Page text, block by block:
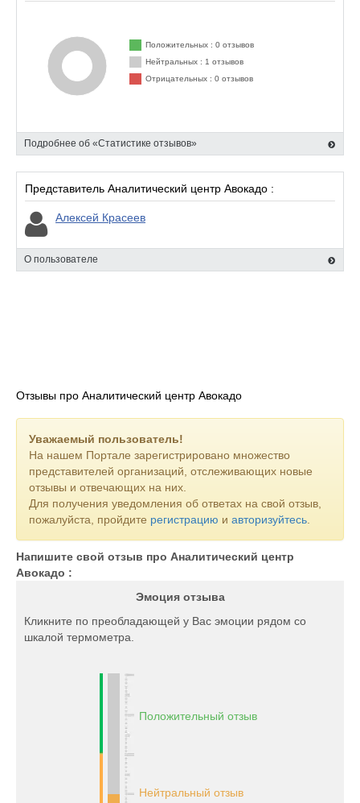
Пресненская наб., д.6, вы можете поделиться впечатлением
от посещения данного заведения с будущими посетителями.
Положительных : 0 отзывов
Нейтральных : 1 отзывов
Отрицательных : 0 отзывов
Подробнее об «Статистике отзывов»
Представитель Аналитический центр Авокадо :
Алексей Красеев
О пользователе
Отзывы про Аналитический центр Авокадо
Уважаемый пользователь!
На нашем Портале зарегистрировано множество
представителей организаций, отслеживающих новые
отзывы и отвечающих на них.
Для получения уведомления об ответах на свой отзыв,
пожалуйста, пройдите регистрацию и авторизуйтесь
Напишите свой отзыв про Аналитический центр
Авокадо :
Эмоция отзыва
Кликните по преобладающей у Вас эмоции рядом со
шкалой термометра.
Положительный отзыв
Нейтральный отзыв